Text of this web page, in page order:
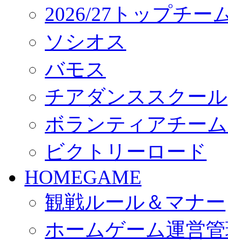
2026/27トップチー
ソシオス
バモス
チアダンススクール
ボランティアチー
ビクトリーロード
HOMEGAME
観戦ルール＆マナー
ホームゲーム運営